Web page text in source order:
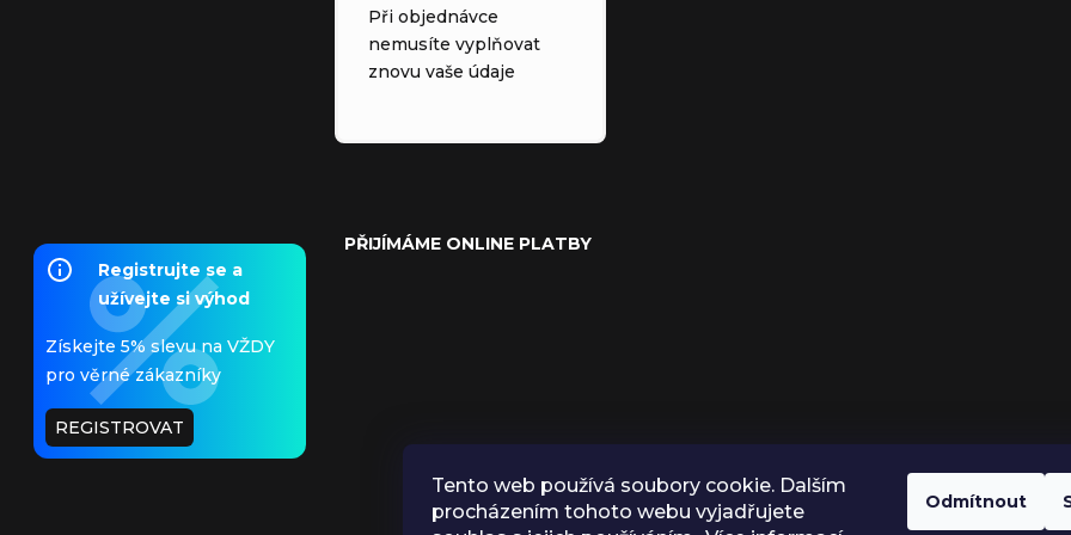
Tento web používá soubory cookie. Dalším
procházením tohoto webu vyjadřujete
Odmítnout
Při objednávce
nemusíte vyplňovat
znovu vaše údaje
Registrujte se a
užívejte si výhod
Získejte 5% slevu na VŽDY
pro věrné zákazníky
REGISTROVAT
PŘIJÍMÁME ONLINE PLATBY